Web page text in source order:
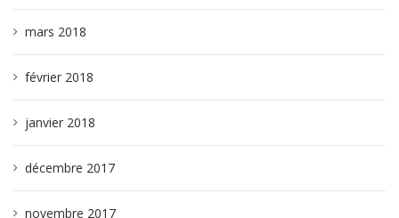
mars 2018
février 2018
janvier 2018
décembre 2017
novembre 2017